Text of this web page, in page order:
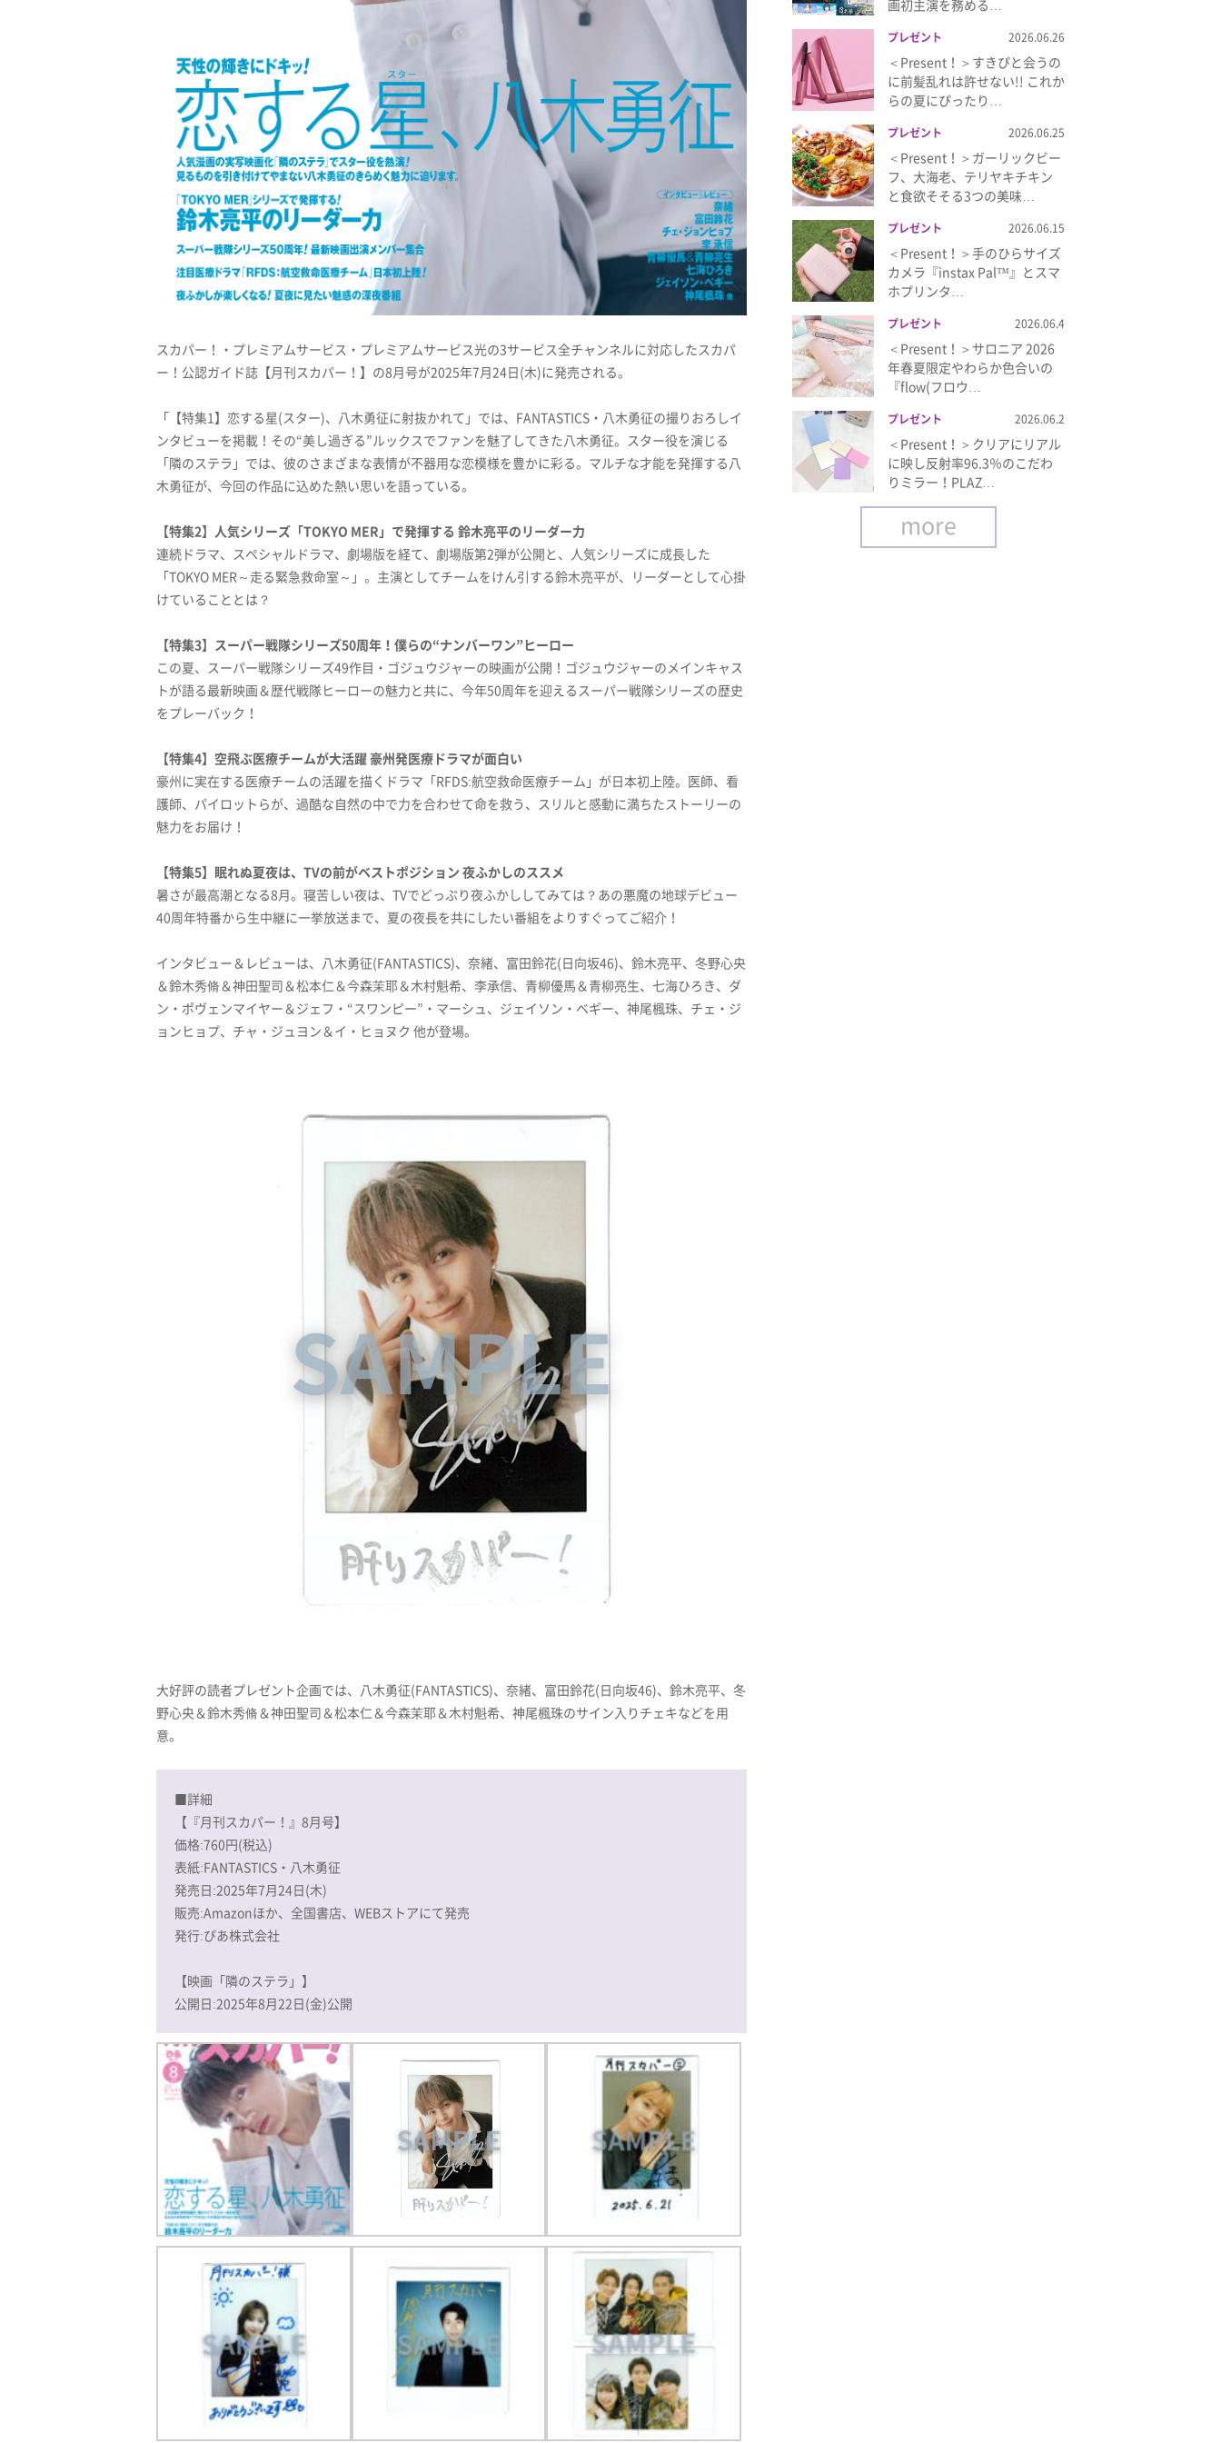
スカパー！・プレミアムサービス・プレミアムサービス光の3サービス全チャンネルに対応したスカパ
ー！公認ガイド誌【月刊スカパー！】の8月号が2025年7月24日(木)に発売される。
「【特集1】恋する星(スター)、八木勇征に射抜かれて」では、FANTASTICS・八木勇征の撮りおろしイ
ンタビューを掲載！その“美し過ぎる”ルックスでファンを魅了してきた八木勇征。スター役を演じる
「隣のステラ」では、彼のさまざまな表情が不器用な恋模様を豊かに彩る。マルチな才能を発揮する八
木勇征が、今回の作品に込めた熱い思いを語っている。
【特集2】人気シリーズ「TOKYO MER」で発揮する 鈴木亮平のリーダー力
連続ドラマ、スペシャルドラマ、劇場版を経て、劇場版第2弾が公開と、人気シリーズに成長した
「TOKYO MER～走る緊急救命室～」。主演としてチームをけん引する鈴木亮平が、リーダーとして心掛
けていることとは？
【特集3】スーパー戦隊シリーズ50周年！僕らの“ナンバーワン”ヒーロー
この夏、スーパー戦隊シリーズ49作目・ゴジュウジャーの映画が公開！ゴジュウジャーのメインキャス
トが語る最新映画＆歴代戦隊ヒーローの魅力と共に、今年50周年を迎えるスーパー戦隊シリーズの歴史
をプレーバック！
【特集4】空飛ぶ医療チームが大活躍 豪州発医療ドラマが面白い
豪州に実在する医療チームの活躍を描くドラマ「RFDS:航空救命医療チーム」が日本初上陸。医師、看
護師、パイロットらが、過酷な自然の中で力を合わせて命を救う、スリルと感動に満ちたストーリーの
魅力をお届け！
【特集5】眠れぬ夏夜は、TVの前がベストポジション 夜ふかしのススメ
暑さが最高潮となる8月。寝苦しい夜は、TVでどっぷり夜ふかししてみては？あの悪魔の地球デビュー
40周年特番から生中継に一挙放送まで、夏の夜長を共にしたい番組をよりすぐってご紹介！
インタビュー＆レビューは、八木勇征(FANTASTICS)、奈緒、富田鈴花(日向坂46)、鈴木亮平、冬野心央
＆鈴木秀脩＆神田聖司＆松本仁＆今森茉耶＆木村魁希、李承信、青柳優馬＆青柳亮生、七海ひろき、ダ
ン・ポヴェンマイヤー＆ジェフ・“スワンピー”・マーシュ、ジェイソン・ベギー、神尾楓珠、チェ・ジ
ョンヒョプ、チャ・ジュヨン＆イ・ヒョヌク 他が登場。
大好評の読者プレゼント企画では、八木勇征(FANTASTICS)、奈緒、富田鈴花(日向坂46)、鈴木亮平、冬
野心央＆鈴木秀脩＆神田聖司＆松本仁＆今森茉耶＆木村魁希、神尾楓珠のサイン入りチェキなどを用
意。
■詳細
【『月刊スカパー！』8月号】
価格:760円(税込)
表紙:FANTASTICS・八木勇征
発売日:2025年7月24日(木)
販売:Amazonほか、全国書店、WEBストアにて発売
発行:ぴあ株式会社
【映画「隣のステラ」】
公開日:2025年8月22日(金)公開
画初主演を務める…
プレゼント 2026.06.26
＜Present！＞すきぴと会うの
に前髪乱れは許せない!! これか
らの夏にぴったり…
プレゼント 2026.06.25
＜Present！＞ガーリックビー
フ、大海老、テリヤキチキン
と食欲そそる3つの美味…
プレゼント 2026.06.15
＜Present！＞手のひらサイズ
カメラ『instax Pal™』とスマ
ホプリンタ…
プレゼント 2026.06.4
＜Present！＞サロニア 2026
年春夏限定やわらか色合いの
『flow(フロウ…
プレゼント 2026.06.2
＜Present！＞クリアにリアル
に映し反射率96.3％のこだわ
りミラー！PLAZ…
more